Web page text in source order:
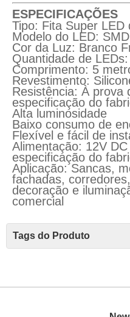
ESPECIFICAÇÕES
Tipo: Fita Super LED
Modelo do LED:
Cor da Luz: Branco
Quantidade de
Comprimento: 5
Revestimento:
Resistência: À prova
especificação do
Alta luminosidade
Baixo consumo de
Flexível e fácil de
Alimentação: 12V
especificação do
Aplicação: Sancas,
fachadas,
decoração e
comercial
Tags do Produto